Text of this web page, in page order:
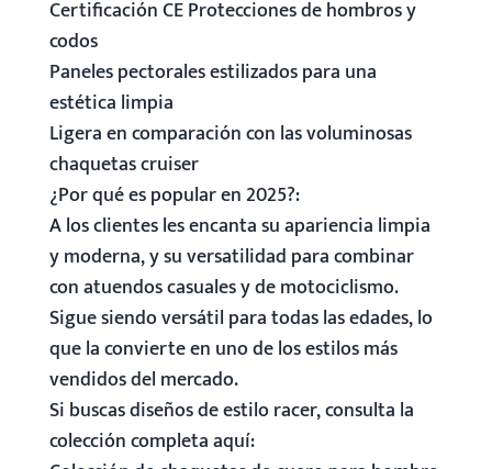
Certificación CE Protecciones de hombros y
codos
Paneles pectorales estilizados para una
estética limpia
Ligera en comparación con las voluminosas
chaquetas cruiser
¿Por qué es popular en 2025?:
A los clientes les encanta su apariencia limpia
y moderna, y su versatilidad para combinar
con atuendos casuales y de motociclismo.
Sigue siendo versátil para todas las edades, lo
que la convierte en uno de los estilos más
vendidos del mercado.
Si buscas diseños de estilo racer, consulta la
colección completa aquí: